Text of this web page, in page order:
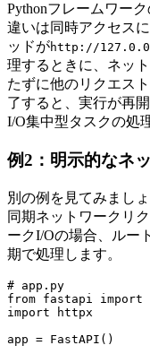
Pythonフレームワー
違いは同時アクセス
ッドがhttp://
理するときに、ネッ
たずに他のリクエス
了すると、実行が再
I/O集中型タスクの処
例2：明示的なネ
別の例を見てみまし
同期ネットワークリ
ークI/Oの場合、ルー
期で処理します。
# app.py
from fastapi import
import httpx
app = FastAPI()